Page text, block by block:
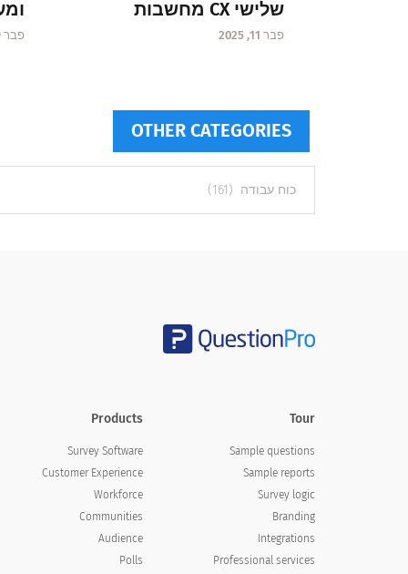
שלישי CX מחשבות
פבר 11, 2025 פבר 9, 2025
OTHER CATEGORIES
categories
Tour
Sample questions
Sample reports
Survey logic
Branding
Integrations
Professional services
Products
Survey Software
Customer Experience
Workforce
Communities
Audience
Polls